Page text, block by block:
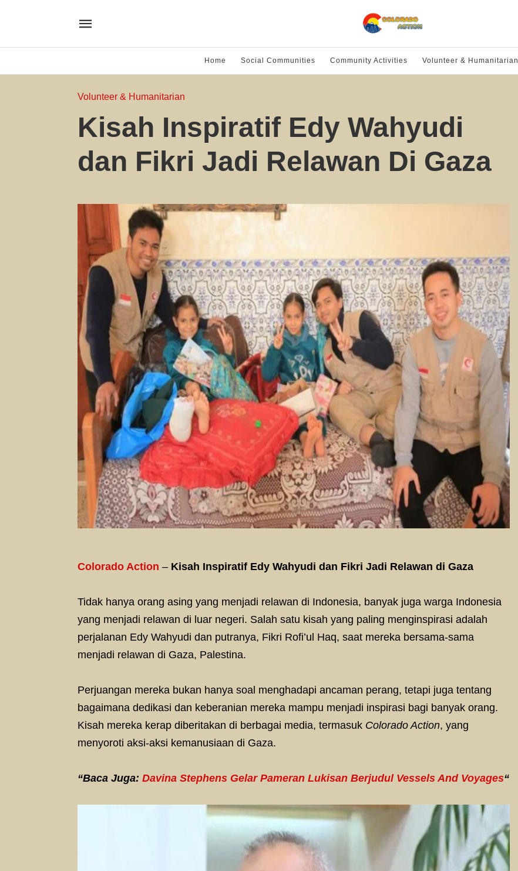
Home Social Communities Community Activities Volunteer & Humanitarian
Volunteer & Humanitarian
Kisah Inspiratif Edy Wahyudi
dan Fikri Jadi Relawan Di Gaza
Colorado Action – Kisah Inspiratif Edy Wahyudi dan Fikri Jadi Relawan di Gaza
Tidak hanya orang asing yang menjadi relawan di Indonesia, banyak juga warga Indonesia
yang menjadi relawan di luar negeri. Salah satu kisah yang paling menginspirasi adalah
perjalanan Edy Wahyudi dan putranya, Fikri Rofi’ul Haq, saat mereka bersama-sama
menjadi relawan di Gaza, Palestina.
Perjuangan mereka bukan hanya soal menghadapi ancaman perang, tetapi juga tentang
bagaimana dedikasi dan keberanian mereka mampu menjadi inspirasi bagi banyak orang.
Kisah mereka kerap diberitakan di berbagai media, termasuk Colorado Action, yang
menyoroti aksi-aksi kemanusiaan di Gaza.
“Baca Juga: Davina Stephens Gelar Pameran Lukisan Berjudul Vessels And Voyages“